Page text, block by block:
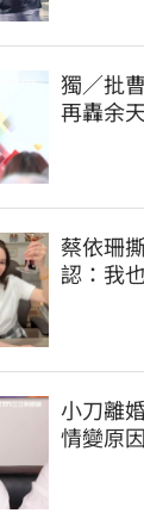
獨／批
再轟余
蔡依珊
認：我
小刀離
情變原